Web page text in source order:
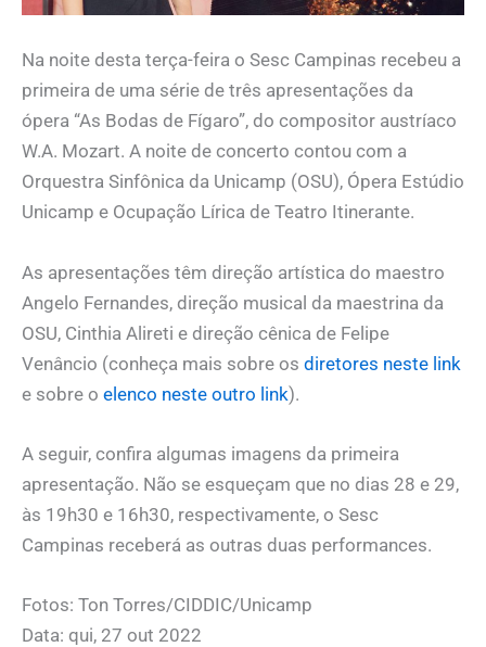
Na noite desta terça-feira o Sesc Campinas recebeu a
primeira de uma série de três apresentações da
ópera “As Bodas de Fígaro”, do compositor austríaco
W.A. Mozart. A noite de concerto contou com a
Orquestra Sinfônica da Unicamp (OSU), Ópera Estúdio
Unicamp e Ocupação Lírica de Teatro Itinerante.
As apresentações têm direção artística do maestro
Angelo Fernandes, direção musical da maestrina da
OSU, Cinthia Alireti e direção cênica de Felipe
Venâncio (conheça mais sobre os diretores neste link
e sobre o elenco neste outro link).
A seguir, confira algumas imagens da primeira
apresentação. Não se esqueçam que no dias 28 e 29,
às 19h30 e 16h30, respectivamente, o Sesc
Campinas receberá as outras duas performances.
Fotos: Ton Torres/CIDDIC/Unicamp
Data: qui, 27 out 2022